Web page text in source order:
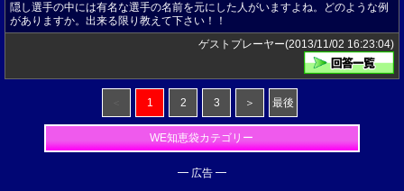
隠し選手の中には有名な選手の名前を元にした人がいますよね。どのような例
がありますか。出来る限り教えて下さい！！
ゲストプレーヤー(2013/11/02 16:23:04)
1 2 3 ＞ 最後
WE知恵袋カテゴリー
━ 広告 ━